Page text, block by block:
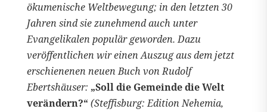
ökumenische Weltbewegung; in den letzten 30
Jahren sind sie zunehmend auch unter
Evangelikalen populär geworden. Dazu
veröffentlichen wir einen Auszug aus dem jetzt
erschienenen neuen Buch von Rudolf
Ebertshäuser: „Soll die Gemeinde die Welt
verändern?“ (Steffisburg: Edition Nehemia,